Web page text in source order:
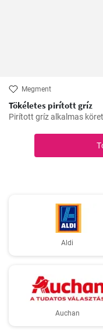
Megment
Tökéletes pirított gríz
Pirított gríz alkalmas
Aldi
Auchan